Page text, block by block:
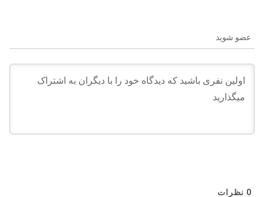
عضو شوید
0 نظرات